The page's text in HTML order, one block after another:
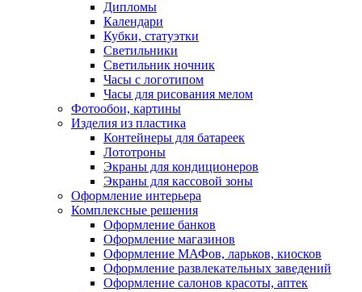
Дипломы
Календари
Кубки, статуэтки
Светильники
Светильник ночник
Часы с логотипом
Часы для рисования мелом
Фотообои, картины
Изделия из пластика
Контейнеры для батареек
Лототроны
Экраны для кондиционеров
Экраны для кассовой зоны
Оформление интерьера
Комплексные решения
Оформление банков
Оформление магазинов
Оформление МАФов, ларьков, киосков
Оформление развлекательных заведений
Оформление салонов красоты, аптек